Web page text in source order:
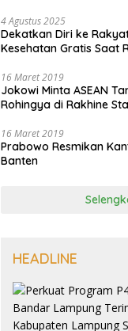
4 Agustus 2025
Dekatkan Diri ke
Kesehatan Gratis Saat
16 Maret 2019
Jokowi Minta ASEAN
Rohingya di Rakhine
16 Maret 2019
Prabowo Resmikan
Banten
HEADLINE